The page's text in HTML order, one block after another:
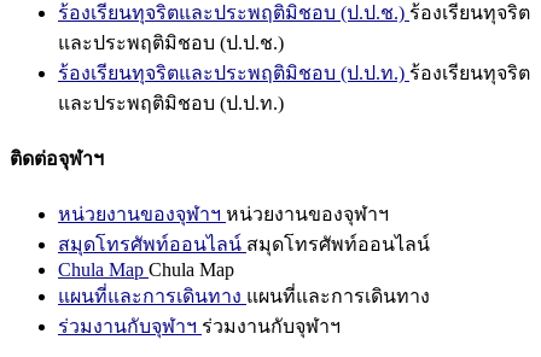
ร้องเรียนทุจริตและประพฤติมิชอบ (ป.ป.ช.) ร้องเรียนทุจริต
และประพฤติมิชอบ (ป.ป.ช.)
ร้องเรียนทุจริตและประพฤติมิชอบ (ป.ป.ท.) ร้องเรียนทุจริต
และประพฤติมิชอบ (ป.ป.ท.)
ติดต่อจุฬาฯ
หน่วยงานของจุฬาฯ หน่วยงานของจุฬาฯ
สมุดโทรศัพท์ออนไลน์ สมุดโทรศัพท์ออนไลน์
Chula Map Chula Map
แผนที่และการเดินทาง แผนที่และการเดินทาง
ร่วมงานกับจุฬาฯ ร่วมงานกับจุฬาฯ